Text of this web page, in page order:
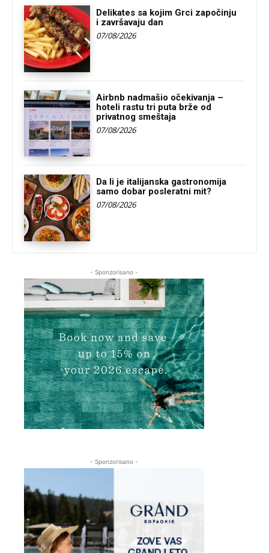
Delikates sa kojim Grci započinju
i završavaju dan
07/08/2026
Airbnb nadmašio očekivanja –
hoteli rastu tri puta brže od
privatnog smeštaja
07/08/2026
Da li je italijanska gastronomija
samo dobar posleratni mit?
07/08/2026
- Sponzorisano -
- Sponzorisano -